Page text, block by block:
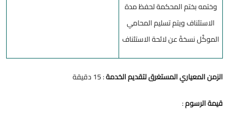
وختمه بختم المحكمة لحفظ مدة
الاستئناف ويتم تسليم المحامي
الموكَّل نسخةً عن لائحة الاستئناف
الزمن المعياري المستغرق لتقديم الخدمة: 15 دقيقة
قيمة الرسوم: